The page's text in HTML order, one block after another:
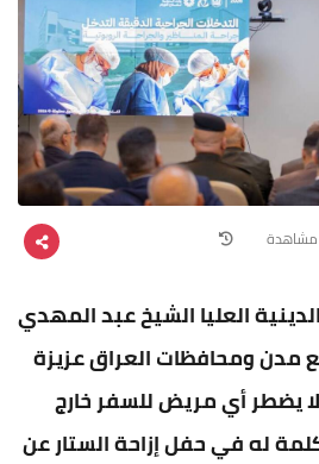
العليا الشيخ عبد المهدي
مدن ومحافظات العراق عزيزة
يضطر أي مريض للسفر خارج
له في حفل إزاحة الستار عن